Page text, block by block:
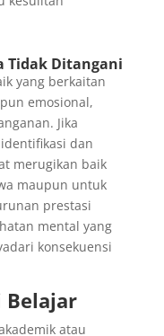
Tidak Ditangani
yang berkaitan
emosional,
Jika
dan
merugikan baik
maupun untuk
prestasi
mental yang
konsekuensi
Belajar
atau